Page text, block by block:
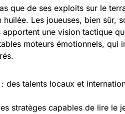
que de ses exploits sur le
huilée. Les joueuses, bien sûr,
apportent une vision tactique
moteurs émotionnels, qui
des talents locaux et
stratèges capables de lire le